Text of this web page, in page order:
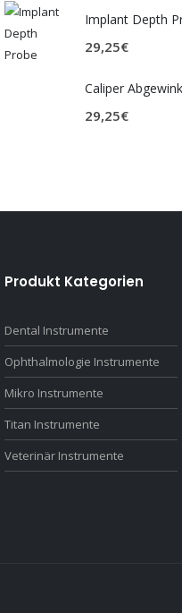
Implant Depth
29,25€
Caliper
29,25€
Produkt Kategorien
Dental Instrumente
Ophthalmologie Instrumente
Mikro Instrumente
Titan Instrumente
Veterinär Instrumente